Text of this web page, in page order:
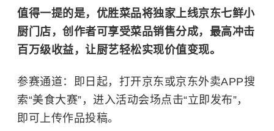
值得一提的是，优胜菜品将独家上线京东七鲜小
厨门店，创作者可享受菜品销售分成，最高冲击
百万级收益，让厨艺轻松实现价值变现。
参赛通道：即日起，打开京东或京东外卖APP搜
索“美食大赛”，进入活动会场点击“立即发布”，
即可上传作品投稿。